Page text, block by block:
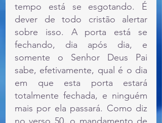
tempo está se esgotando. É
dever de todo cristão alertar
sobre isso. A porta está se
fechando, dia após dia, e
somente o Senhor Deus Pai
sabe, efetivamente, qual é o dia
em que esta porta estará
totalmente fechada, e ninguém
mais por ela passará. Como diz